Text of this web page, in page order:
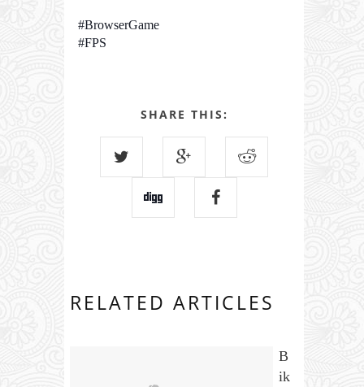
#BrowserGame
#FPS
SHARE THIS:
RELATED ARTICLES
B
ik